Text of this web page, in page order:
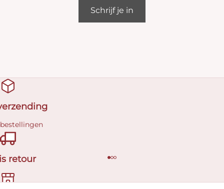
Schrijf je in
retour